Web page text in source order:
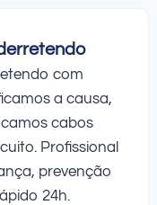
com
a causa,
cabos
Profissional
prevenção
24h.